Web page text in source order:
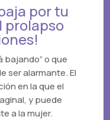
por tu
prolapso
bajando” o que
ser alarmante. El
en la que el
y puede
a la mujer.